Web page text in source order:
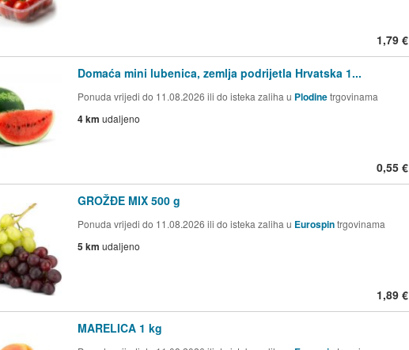
1,79 €
Domaća mini lubenica, zemlja podrijetla Hrvatska 1...
Ponuda vrijedi do 11.08.2026 ili do isteka zaliha u Plodinetrgovinama
4 km udaljeno
0,55 €
GROŽĐE MIX 500 g
Ponuda vrijedi do 11.08.2026 ili do isteka zaliha u Eurospintrgovinama
5 km udaljeno
1,89 €
MARELICA 1 kg